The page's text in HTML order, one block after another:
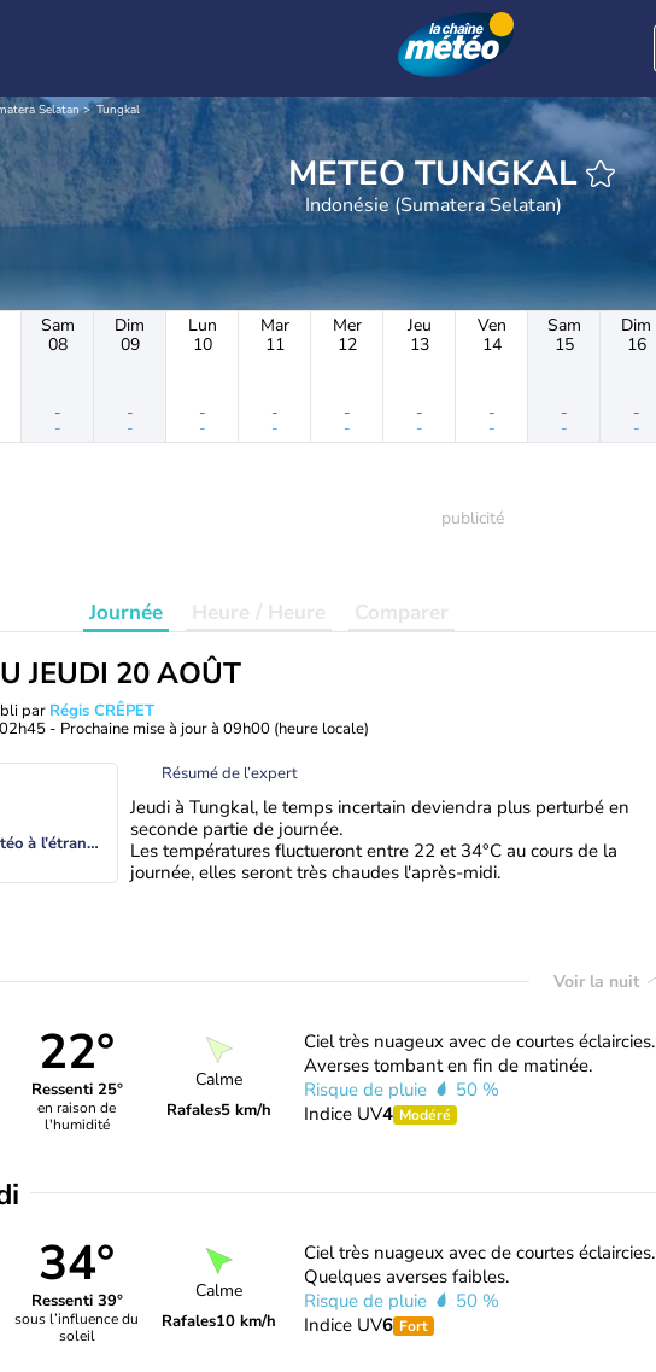
Selatan Tungkal
METEO TUNGKAL
Indonésie (Sumatera Selatan)
Sam
08
-
-
Dim
09
-
-
Lun
10
-
-
Mar
11
-
-
Mer
12
-
-
Jeu
13
-
-
Ven
14
-
-
Sam
15
-
-
Dim
16
-
-
Journée Heure / Heure Comparer
JEUDI 20 AOÛT
par Régis CRÊPET
02h45 - Prochaine mise à jour à 09h00 (heure locale)
Actualités Météo à l'étranger
Résumé de l’expert
Jeudi à Tungkal, le temps incertain deviendra plus perturbé en
seconde partie de journée.
Les températures fluctueront entre 22 et 34°C au cours de la
journée, elles seront très chaudes l'après-midi.
Voir la nuit
22°
Ressenti 25°
en raison de
l'humidité
Calme
Rafales5 km/h
Ciel très nuageux avec de courtes éclaircies.
Averses tombant en fin de matinée.
Risque de pluie
50 %
Indice UV4 Modéré
34°
Ressenti 39°
sous l’influence du
soleil
Calme
Rafales10 km/h
Ciel très nuageux avec de courtes éclaircies.
Quelques averses faibles.
Risque de pluie
50 %
Indice UV6 Fort